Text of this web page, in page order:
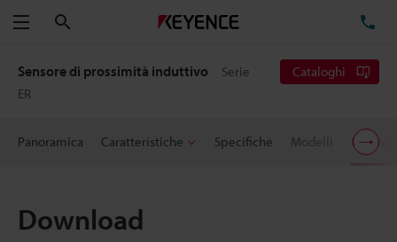
Menu
Sensore di prossimità induttivo
Serie
ER
Cataloghi
Panoramica Caratteristiche Specifiche Modelli
Download